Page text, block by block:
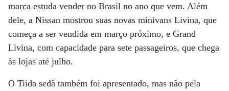
marca estuda vender no Brasil no ano que vem. Além
dele, a Nissan mostrou suas novas minivans Livina, que
começa a ser vendida em março próximo, e Grand
Livina, com capacidade para sete passageiros, que chega
às lojas até julho.
O Tiida sedã também foi apresentado, mas não pela